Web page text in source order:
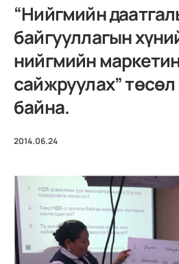
“Нийгмийн
байгууллагын
нийгмийн
сайжруулах”
байна.
2014.06.24